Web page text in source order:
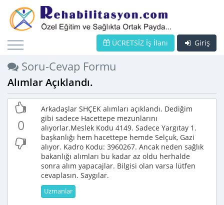
Giriş
ÜCRETSİZ İş İlanı
Soru-Cevap Formu
Alımlar Açıklandı.
0
Arkadaşlar SHÇEK alımları açıklandı. Dediğim
gibi sadece Hacettepe mezunlarını
alıyorlar.Meslek Kodu 4149. Sadece Yargıtay 1.
başkanlığı hem hacettepe hemde Selçuk, Gazi
alıyor. Kadro Kodu: 3960267. Ancak neden sağlık
bakanlığı alımları bu kadar az oldu herhalde
sonra alım yapacajlar. Bilgisi olan varsa lütfen
cevaplasın. Saygılar.
Uzmanlar